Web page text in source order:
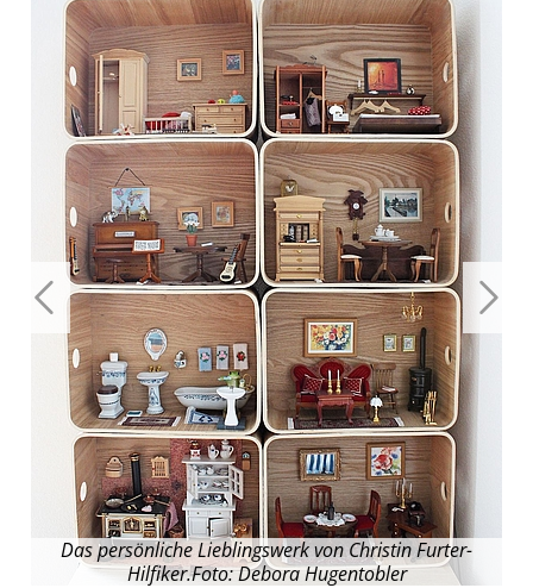
Das persönliche Lieblingswerk von Christin Furter-
Hilfiker.Foto: Debora Hugentobler